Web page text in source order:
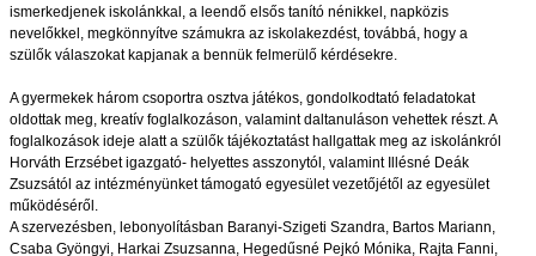
ismerkedjenek iskolánkkal, a leendő elsős tanító nénikkel, napközis
nevelőkkel, megkönnyítve számukra az iskolakezdést, továbbá, hogy a
szülők válaszokat kapjanak a bennük felmerülő kérdésekre.
A gyermekek három csoportra osztva játékos, gondolkodtató feladatokat
oldottak meg, kreatív foglalkozáson, valamint daltanuláson vehettek részt. A
foglalkozások ideje alatt a szülők tájékoztatást hallgattak meg az iskolánkról
Horváth Erzsébet igazgató- helyettes asszonytól, valamint Illésné Deák
Zsuzsától az intézményünket támogató egyesület vezetőjétől az egyesület
működéséről.
A szervezésben, lebonyolításban Baranyi-Szigeti Szandra, Bartos Mariann,
Csaba Gyöngyi, Harkai Zsuzsanna, Hegedűsné Pejkó Mónika, Rajta Fanni,